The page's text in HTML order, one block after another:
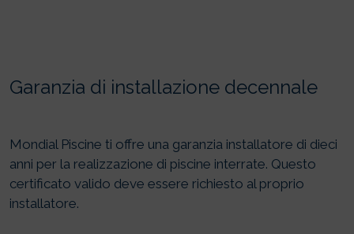
Garanzia di installazione decennale
Mondial Piscine ti offre una garanzia installatore di dieci
anni per la realizzazione di piscine interrate. Questo
certificato valido deve essere richiesto al proprio
installatore.